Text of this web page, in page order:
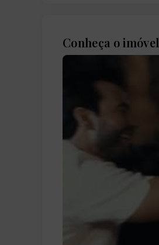
Conheça o imóvel